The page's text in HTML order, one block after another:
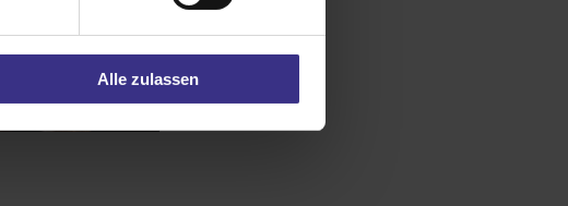
Alle zulassen